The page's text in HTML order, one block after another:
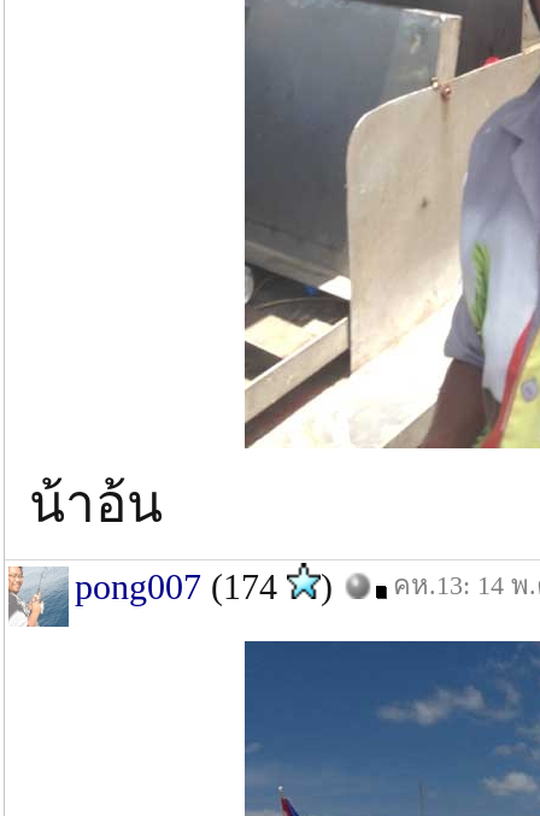
น้าอ้น
pong007 (174 ) คห.13: 14 พ